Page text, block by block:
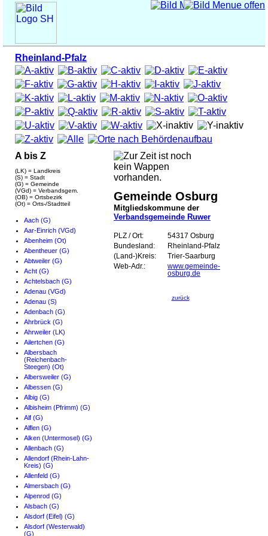
Rheinland-Pfalz
A bis Z
(LK) = Landkreis
(S) = Stadt
(G) = Gemeinde
(VGd) = Verbandsgem.
(OB) = Ortsbezirk
(Ot) = Orts-/Stadtteil
Aach (G)
Aar-Einrich (VGd)
Abenheim (Ot)
Abentheuer (G)
Abtweiler (G)
Acht (G)
Achtelsbach (G)
Adenau (VGd)
Adenau (S)
Adenbach (G)
Ahrbrück (G)
Ahrweiler (LK)
Ailertchen (G)
Albersbach
(Reichenbach-
Steegen) (Ot)
Albersweiler (G)
Albessen (G)
Albig (G)
Albisheim (Pfrimm) (G)
Alf (G)
Alflen (G)
Alken (Untermosel) (G)
Allenbach (G)
Allendorf (Rhein-Lahn-
Kreis) (G)
Allenfeld (G)
Almersbach (G)
Alpenrod (G)
Alsbach (G)
Alsdorf (Eifel) (G)
Alsdorf (Westerwald)
(G)
Gemeinde Osburg
Mitgliedskommune der
Verbandsgemeinde Ruwer
PLZ / Ort:
54317 Osburg
Bundesland:
Rheinland-Pfalz
(Land-)Kreis:
Trier-Saarburg
Web-Adr.:
www.gemeinde-
osburg.de
zurück